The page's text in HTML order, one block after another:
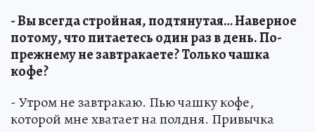
- Вы всегда стройная, подтянутая… Наверное
потому, что питаетесь один раз в день. По-
прежнему не завтракаете? Только чашка
кофе?
- Утром не завтракаю. Пью чашку кофе,
которой мне хватает на полдня. Привычка